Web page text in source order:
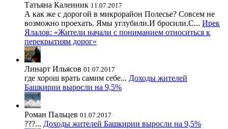
Татьяна Каленник 11.07.2017
А как же с дорогой в микрорайон Полесье? Совсем не
возможно проехать. Ямы углубили.И бросили.С... Ирек
Ялалов: «Жители начали с пониманием относиться к
перекрытиям дорог»
Линарт Ильясов 01.07.2017
где хорош врать самим себе... Доходы жителей
Башкирии выросли на 9,5%
Роман Пальцев 01.07.2017
???... Доходы жителей Башкирии выросли на 9,5%